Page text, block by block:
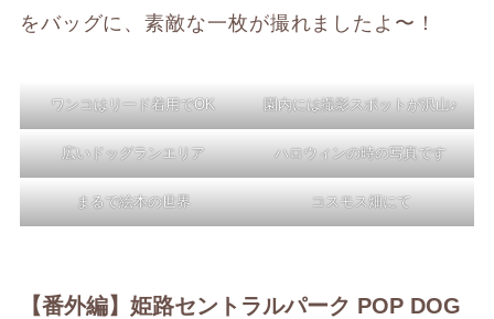
をバッグに、素敵な一枚が撮れましたよ〜！
ワンコはリード着用でOK 園内には撮影スポットが沢山♪
広いドッグランエリア ハロウィンの時の写真です
まるで絵本の世界 コスモス畑にて
【番外編】姫路セントラルパーク POP DOG